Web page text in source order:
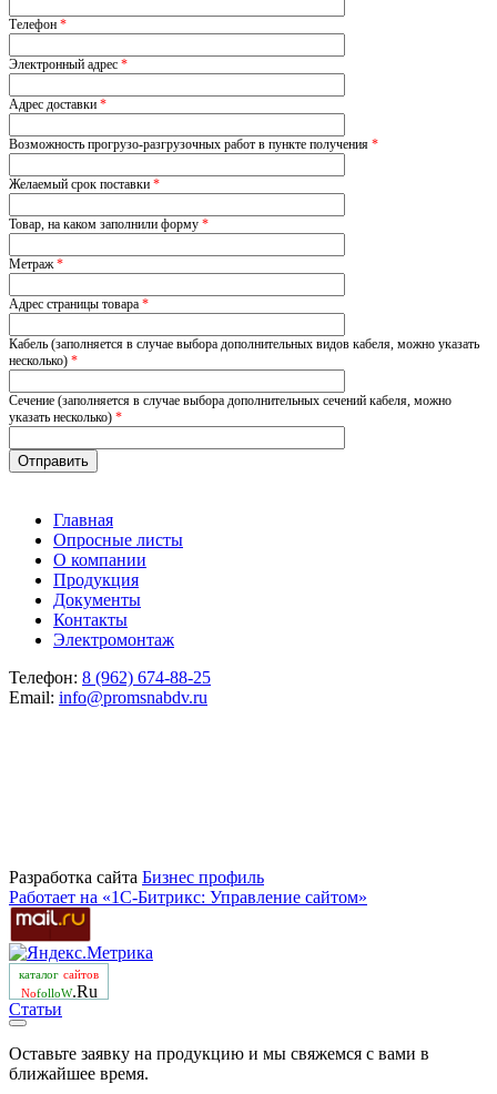
Телефон *
Электронный адрес *
Адрес доставки *
Возможность прогрузо-разгрузочных работ в пункте получения *
Желаемый срок поставки *
Товар, на каком заполнили форму *
Метраж*
Адрес страницы товара *
Кабель (заполняется в случае выбора дополнительных видов кабеля, можно указать
несколько) *
Сечение (заполняется в случае выбора дополнительных сечений кабеля, можно
указать несколько) *
Главная
Опросные листы
О компании
Продукция
Документы
Контакты
Электромонтаж
Телефон: 8 (962) 674-88-25
Email: info@promsnabdv.ru
Разработка сайта Бизнеc профиль
Работает на «1С-Битрикс: Управление сайтом»
каталог сайтов
NofolloW.Ru
Статьи
Оставьте заявку на продукцию и мы свяжемся с вами в
ближайшее время.